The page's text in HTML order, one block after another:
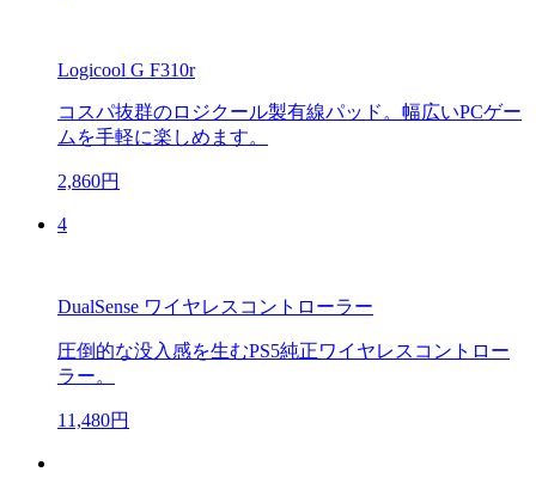
Logicool G F310r
コスパ抜群のロジクール製有線パッド。幅広いPCゲー
ムを手軽に楽しめます。
2,860円
4
DualSense ワイヤレスコントローラー
圧倒的な没入感を生むPS5純正ワイヤレスコントロー
ラー。
11,480円